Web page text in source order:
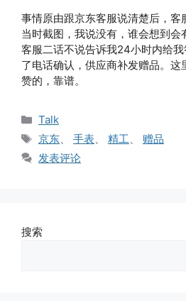
事情原由跟京东客服说清楚后，客
当时截图，我说没有，谁会想到会
客服二话不说告诉我24小时内给
了电话确认，供应商补发赠品。这
赞的，靠谱。
分
类
Talk
标
签
京东、 手表、 精工、 赠品
发表评论
搜索